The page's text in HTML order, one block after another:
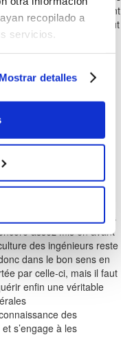
recopilado a
servicios.
Mostrar detalles
fer que l’autorité tient
possible. J’ai appris tout
dès « mes classes »
une vaste application
au management.
il y a les dérapages
la porte de
de la
de la France dans
assez mis en avant
des ingénieurs reste
dans le bon sens en
par celle-ci, mais il faut
enfin une véritable
des
s’engage à les